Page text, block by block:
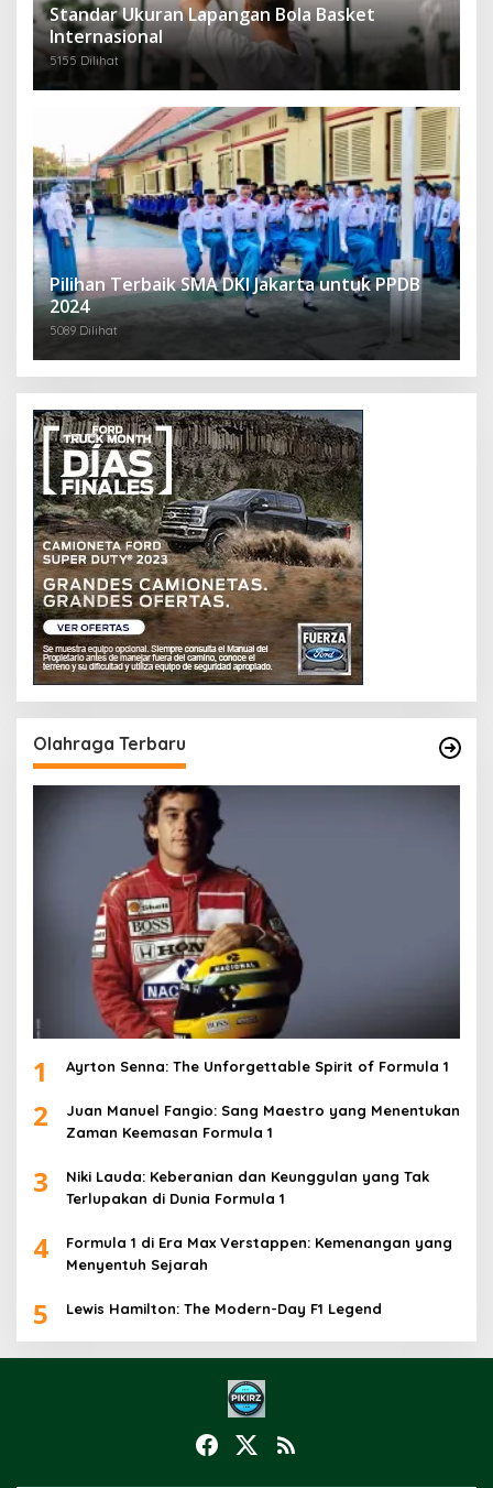
Standar Ukuran Lapangan Bola Basket
Internasional
5155 Dilihat
Pilihan Terbaik SMA DKI Jakarta untuk PPDB
2024
5089 Dilihat
Olahraga Terbaru
1 Ayrton Senna: The Unforgettable Spirit of Formula 1
2
Juan Manuel Fangio: Sang Maestro yang Menentukan
Zaman Keemasan Formula 1
3
Niki Lauda: Keberanian dan Keunggulan yang Tak
Terlupakan di Dunia Formula 1
4
Formula 1 di Era Max Verstappen: Kemenangan yang
Menyentuh Sejarah
5 Lewis Hamilton: The Modern-Day F1 Legend